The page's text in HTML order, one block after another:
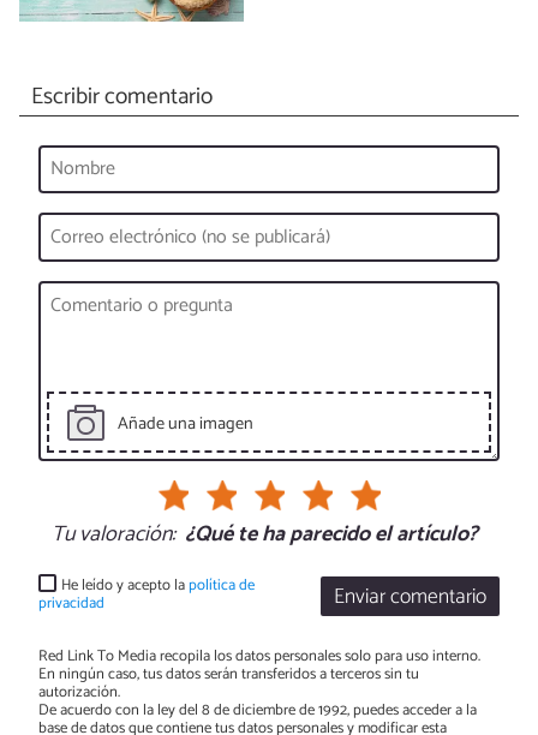
Escribir comentario
Añade una imagen
Tu valoración: ¿Qué te ha parecido el artículo?
Enviar comentario
He leído y acepto lapolítica de
privacidad
Red Link To Media recopila los datos personales solo para uso interno.
En ningún caso, tus datos serán transferidos a terceros sin tu
autorización.
De acuerdo con la ley del 8 de diciembre de 1992, puedes acceder a la
base de datos que contiene tus datos personales y modificar esta